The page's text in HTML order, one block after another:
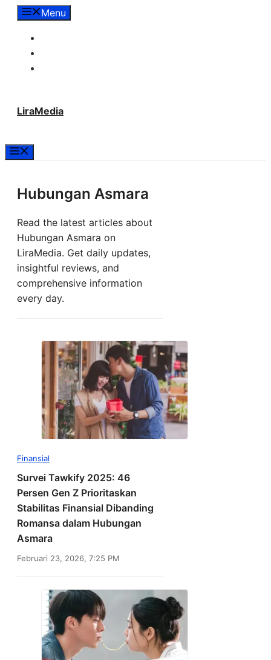
LangsungMenu
LiraMedia
Hubungan Asmara
Read the latest articles about
Hubungan Asmara on
LiraMedia. Get daily updates,
insightful reviews, and
comprehensive information
every day.
Finansial
Survei Tawkify 2025: 46
Persen Gen Z Prioritaskan
Stabilitas Finansial Dibanding
Romansa dalam Hubungan
Asmara
Februari 23, 2026, 7:25 PM